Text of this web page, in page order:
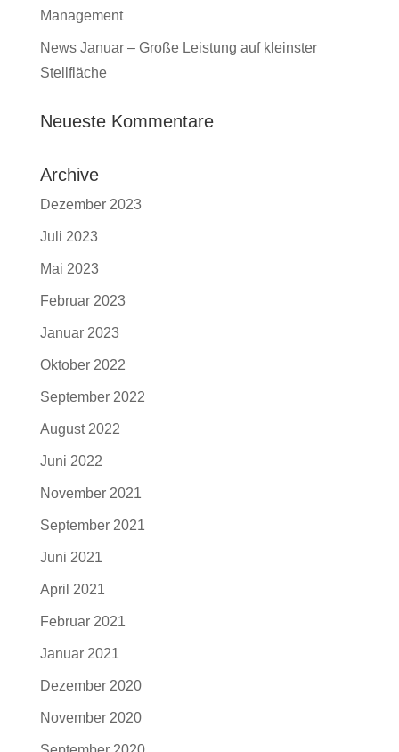
Management
News Januar – Große Leistung auf kleinster
Stellfläche
Neueste Kommentare
Archive
Dezember 2023
Juli 2023
Mai 2023
Februar 2023
Januar 2023
Oktober 2022
September 2022
August 2022
Juni 2022
November 2021
September 2021
Juni 2021
April 2021
Februar 2021
Januar 2021
Dezember 2020
November 2020